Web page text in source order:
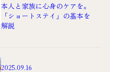
本人と家族に心身のケアを。
「ショートステイ」の基本を
解説
2025.09.16